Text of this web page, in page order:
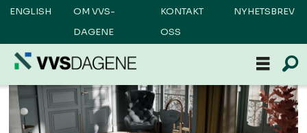
ENGLISH
OM VVS-
DAGENE
KONTAKT
OSS
NYHETSBREV